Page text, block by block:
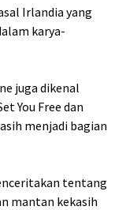
Irlandia yang
karya-
juga dikenal
You Free dan
menjadi bagian
tentang
mantan kekasih